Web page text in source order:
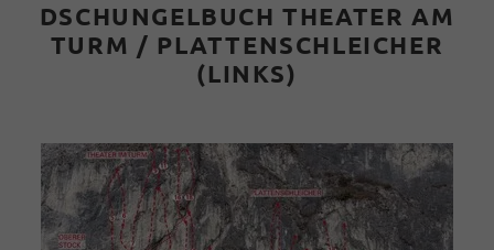
DSCHUNGELBUCH THEATER AM
TURM / PLATTENSCHLEICHER
(LINKS)